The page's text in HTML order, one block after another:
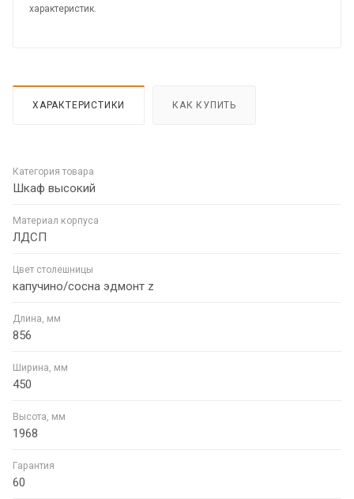
характеристик.
ХАРАКТЕРИСТИКИ КАК КУПИТЬ
Категория товара
Шкаф высокий
Материал корпуса
ЛДСП
Цвет столешницы
капучино/сосна эдмонт z
Длина, мм
856
Ширина, мм
450
Высота, мм
1968
Гарантия
60